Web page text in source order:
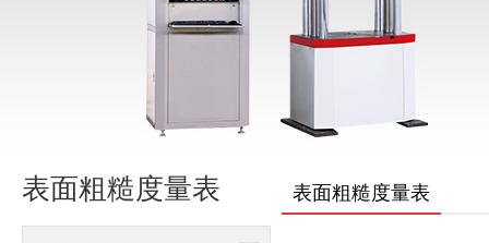
表面粗糙度量表 表面粗糙度量表